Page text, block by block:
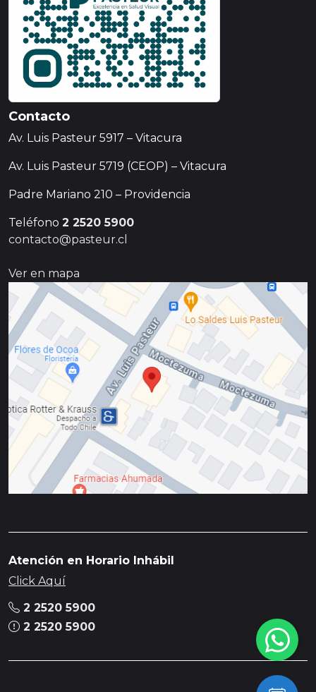
Contacto
Av. Luis Pasteur 5917 – Vitacura
Av. Luis Pasteur 5719 (CEOP) – Vitacura
Padre Mariano 210 – Providencia
Teléfono 2 2520 5900
contacto@pasteur.cl
Ver en mapa
Atención en Horario Inhábil
Click Aquí
2 2520 5900
2 2520 5900